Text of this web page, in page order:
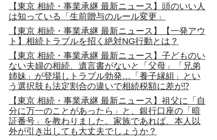
【東京 相続・事業承継 最新ニュース】頭のいい人
は知っている「生前贈与のルール変更」
【東京 相続・事業承継 最新ニュース】【一発アウ
ト】相続トラブルを招く絶対NG行動とは？
【東京 相続・事業承継 最新ニュース】子どものい
ない夫婦の相続、遺言書がないと「父母」「兄弟
姉妹」が登場しトラブル勃発…「養子縁組」とい
う選択肢も法定割合の違いで相続税額に差が⁉
【東京 相続・事業承継 最新ニュース】祖父に「自
分に万一のことがあったら」と、銀行口座の「暗
証番号」を教わりました。家族であれば、本人以
外が引き出しても大丈夫でしょうか？